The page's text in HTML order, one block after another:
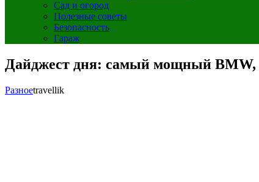
Сад и огород
Полезные советы
Безопасность
Гараж
Дайджест дня: самый мощный BMW,
Разноеtravellik